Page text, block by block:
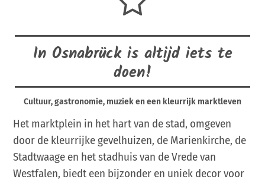
In Osnabrück is altijd iets te
doen!
Cultuur, gastronomie, muziek en een kleurrijk marktleven
Het marktplein in het hart van de stad, omgeven
door de kleurrijke gevelhuizen, de Marienkirche, de
Stadtwaage en het stadhuis van de Vrede van
Westfalen, biedt een bijzonder en uniek decor voor